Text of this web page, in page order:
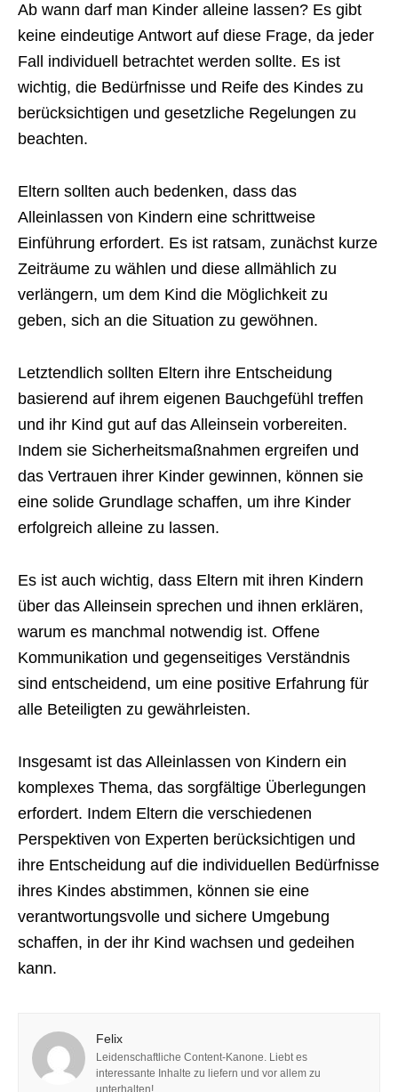
Ab wann darf man Kinder alleine lassen? Es gibt
keine eindeutige Antwort auf diese Frage, da jeder
Fall individuell betrachtet werden sollte. Es ist
wichtig, die Bedürfnisse und Reife des Kindes zu
berücksichtigen und gesetzliche Regelungen zu
beachten.
Eltern sollten auch bedenken, dass das
Alleinlassen von Kindern eine schrittweise
Einführung erfordert. Es ist ratsam, zunächst kurze
Zeiträume zu wählen und diese allmählich zu
verlängern, um dem Kind die Möglichkeit zu
geben, sich an die Situation zu gewöhnen.
Letztendlich sollten Eltern ihre Entscheidung
basierend auf ihrem eigenen Bauchgefühl treffen
und ihr Kind gut auf das Alleinsein vorbereiten.
Indem sie Sicherheitsmaßnahmen ergreifen und
das Vertrauen ihrer Kinder gewinnen, können sie
eine solide Grundlage schaffen, um ihre Kinder
erfolgreich alleine zu lassen.
Es ist auch wichtig, dass Eltern mit ihren Kindern
über das Alleinsein sprechen und ihnen erklären,
warum es manchmal notwendig ist. Offene
Kommunikation und gegenseitiges Verständnis
sind entscheidend, um eine positive Erfahrung für
alle Beteiligten zu gewährleisten.
Insgesamt ist das Alleinlassen von Kindern ein
komplexes Thema, das sorgfältige Überlegungen
erfordert. Indem Eltern die verschiedenen
Perspektiven von Experten berücksichtigen und
ihre Entscheidung auf die individuellen Bedürfnisse
ihres Kindes abstimmen, können sie eine
verantwortungsvolle und sichere Umgebung
schaffen, in der ihr Kind wachsen und gedeihen
kann.
Felix
Leidenschaftliche Content-Kanone. Liebt es
interessante Inhalte zu liefern und vor allem zu
unterhalten!